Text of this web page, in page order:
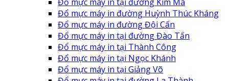
Đổ mực máy in đường Huỳnh Thúc Kháng
Đổ mực máy in đường Đội Cấn
Đổ mực máy in tại đường Đào Tấn
Đổ mực máy in tại Thành Công
Đổ mực máy in tại Ngọc Khánh
Đổ mực máy in tại Giảng Võ